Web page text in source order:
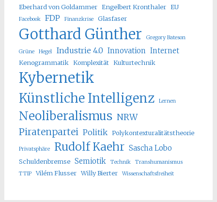
Eberhard von Goldammer Engelbert Kronthaler EU
Facebook FDP Finanzkrise Glasfaser
Gotthard Günther Gregory Bateson
Grüne Hegel Industrie 4.0 Innovation Internet
Kenogrammatik Komplexität Kulturtechnik
Kybernetik
Künstliche Intelligenz Lernen
Neoliberalismus NRW
Piratenpartei Politik Polykontexturalitätstheorie
Privatsphäre Rudolf Kaehr Sascha Lobo
Schuldenbremse Semiotik Technik
Transhumanismus
TTIP
Vilém Flusser Willy Bierter Wissenschaftsfreiheit